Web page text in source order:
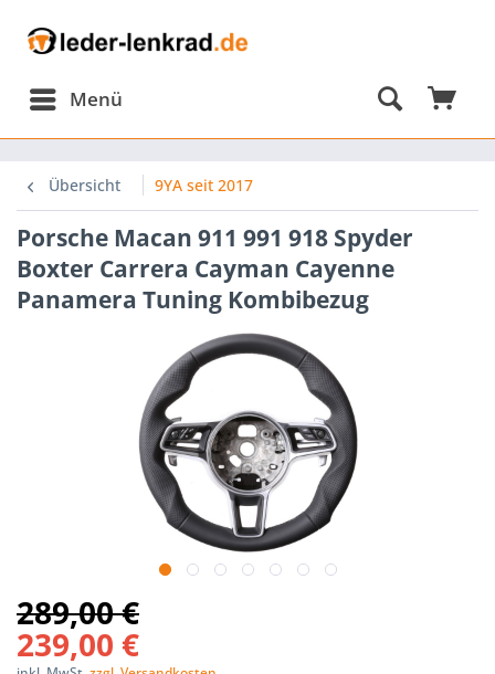
Menü
Übersicht 9YA seit 2017
Session/PdoSessionHandler.php:560
Session/PdoSessionHandler.php(560):
Session/PdoSessionHandler.php(303):
Session/PdoSessionHandler.php
Porsche Macan 911 991 918 Spyder
Boxter Carrera Cayman Cayenne
Panamera Tuning Kombibezug
289,00 €
239,00 €